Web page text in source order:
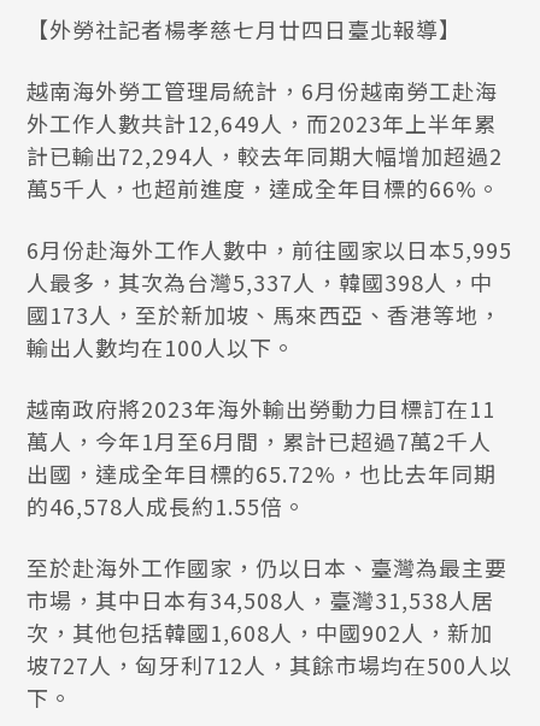
【外勞社記者楊孝慈七月廿四日臺北報導】
越南海外勞工管理局統計，6月份越南勞工赴海
外工作人數共計12,649人，而2023年上半年累
計已輸出72,294人，較去年同期大幅增加超過2
萬5千人，也超前進度，達成全年目標的66%。
6月份赴海外工作人數中，前往國家以日本5,995
人最多，其次為台灣5,337人，韓國398人，中
國173人，至於新加坡、馬來西亞、香港等地，
輸出人數均在100人以下。
越南政府將2023年海外輸出勞動力目標訂在11
萬人，今年1月至6月間，累計已超過7萬2千人
出國，達成全年目標的65.72%，也比去年同期
的46,578人成長約1.55倍。
至於赴海外工作國家，仍以日本、臺灣為最主要
市場，其中日本有34,508人，臺灣31,538人居
次，其他包括韓國1,608人，中國902人，新加
坡727人，匈牙利712人，其餘市場均在500人以
下。